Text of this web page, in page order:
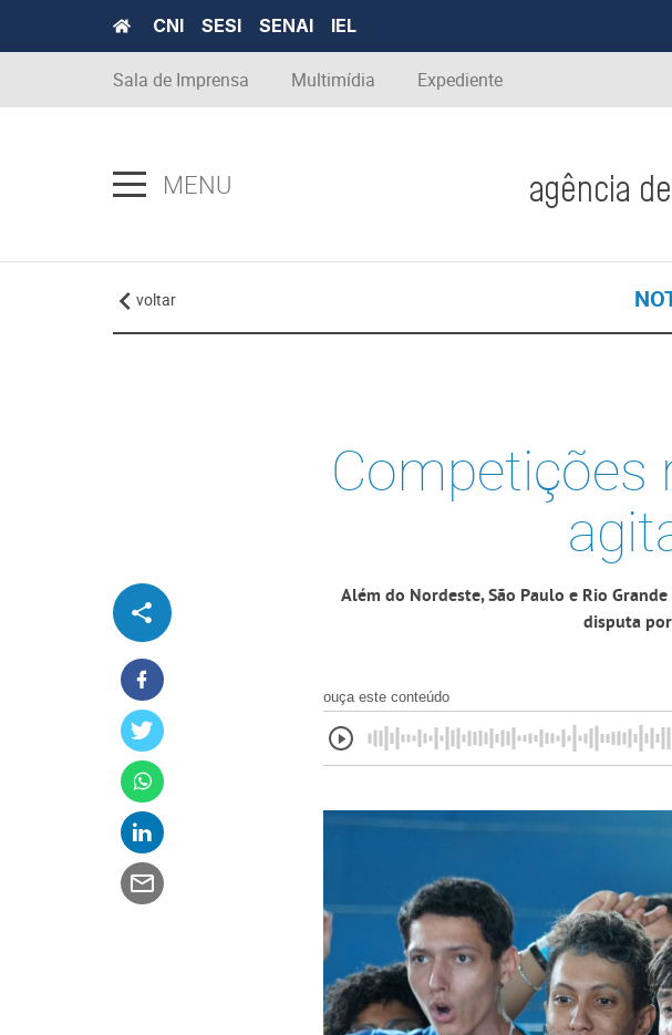
CNI SESI SENAI IEL
Sala de Imprensa Multimídia Expediente
MENU agência
voltar
Competições
Além do Nordeste, São Paulo e Rio
disputa
ouça este conteúdo